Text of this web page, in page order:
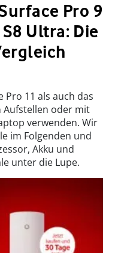
Pro 9
Ultra: Die
Pro 11 als auch das
Aufstellen oder mit
verwenden. Wir
im Folgenden und
Akku und
unter die Lupe.